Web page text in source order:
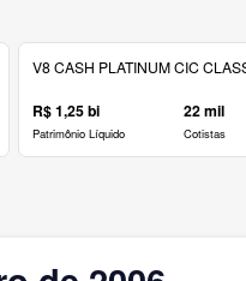
V8 CASH PLATINUM CIC
R$ 1,25 bi
Patrimônio Líquido
22 mil
Cotistas